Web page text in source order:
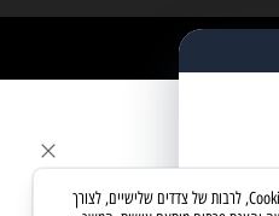
לידיעתך, באתרנו נעשה שימוש בקבצי Cookies, לרבות של צדדים שלישיים, לצורך